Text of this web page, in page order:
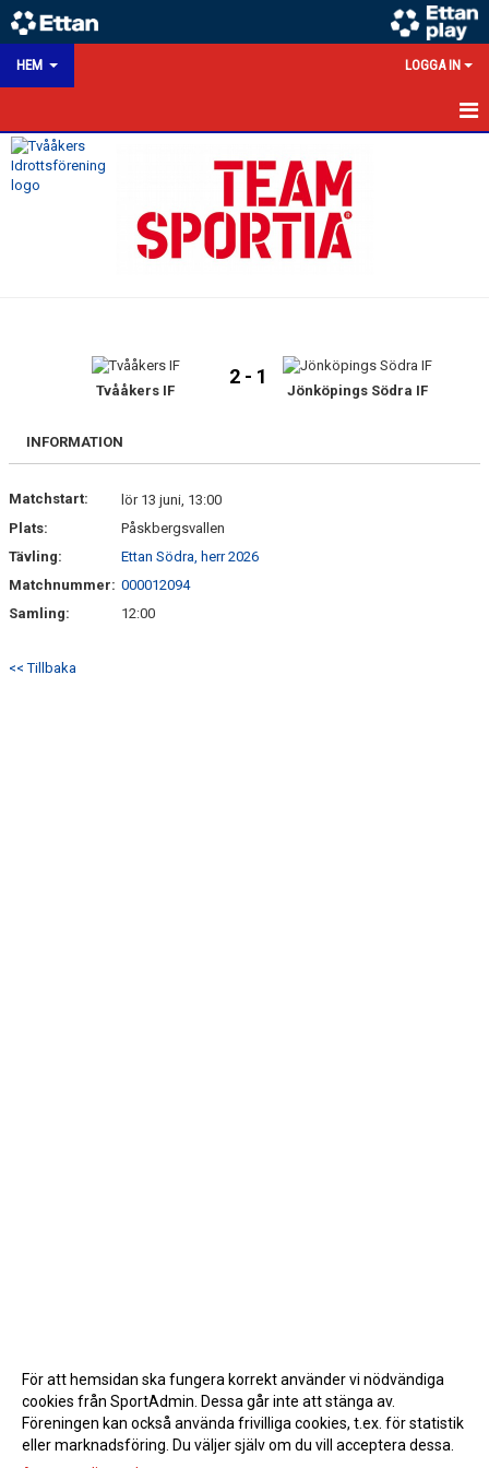
HEM LOGGA IN
HEM
VÅRA SPONSORER
KONTAKT
BILDGALLERI
KLUBBSHOP
Tvååkers IF
2 - 1
Jönköpings Södra IF
INFORMATION
Matchstart:
lör 13 juni, 13:00
Plats:
Påskbergsvallen
Tävling:
Ettan Södra, herr 2026
Matchnummer: 000012094
Samling:
12:00
<< Tillbaka
För att hemsidan ska fungera korrekt använder vi nödvändiga
cookies från SportAdmin. Dessa går inte att stänga av.
Föreningen kan också använda frivilliga cookies, t.ex. för statistik
eller marknadsföring. Du väljer själv om du vill acceptera dessa.